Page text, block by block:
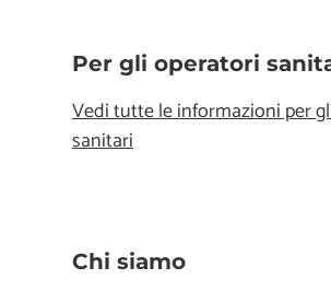
Per gli operatori
Vedi tutte le informazioni per
sanitari
Chi siamo